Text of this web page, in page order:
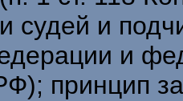
судей и
и
принцип